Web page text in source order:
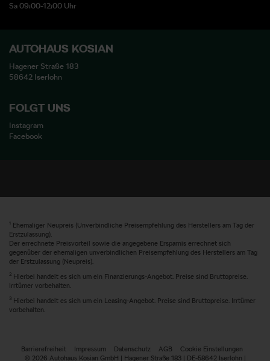
Sa 09:00-12:00 Uhr
AUTOHAUS KOSIAN
Hagener Straße 183
58642 Iserlohn
FOLGT UNS
Instagram
Facebook
1 Ehemaliger Neupreis (Unverbindliche Preisempfehlung des Herstellers am Tag der
Erstzulassung).
Der errechnete Preisvorteil sowie die angegebene Ersparnis errechnet sich
gegenüber der ehemaligen unverbindlichen Preisempfehlung des Herstellers am Tag
der Erstzulassung (Neupreis).
2 Hierbei handelt es sich um ein Finanzierungs-Angebot. Preise sind Bruttopreise.
Irrtümer vorbehalten.
3 Hierbei handelt es sich um ein Leasing-Angebot. Preise sind Bruttopreise. Irrtümer
vorbehalten.
Barrierefreiheit Impressum Datenschutz AGB
Cookie Einstellungen
© 2026 Autohaus Kosian GmbH | Hagener Straße 183 | DE-58642 Iserlohn |